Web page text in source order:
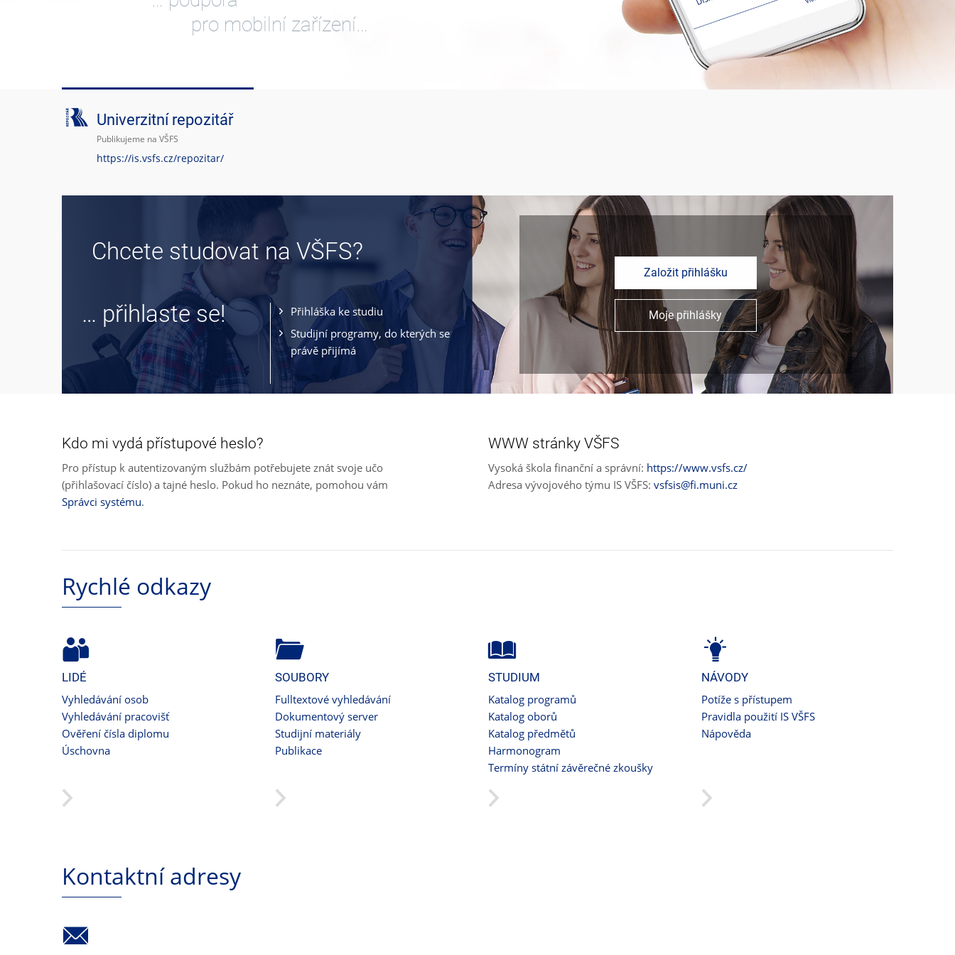
pro mobilní zařízení…
Univerzitní repozitář
Publikujeme na VŠFS
https://is.vsfs.cz/repozitar/
Chcete studovat na VŠFS?
… přihlaste se!
Přihláška ke studiu
Studijní programy, do kterých se
právě přijímá
Založit přihlášku
Moje přihlášky
Kdo mi vydá přístupové heslo?
Pro přístup k autentizovaným službám potřebujete znát svoje učo
(přihlašovací číslo) a tajné heslo. Pokud ho neznáte, pomohou vám
Správci systému.
WWW stránky VŠFS
Vysoká škola finanční a správní: https://www.vsfs.cz/
Adresa vývojového týmu IS VŠFS: vsfsis@fi.muni.cz
Rychlé odkazy
LIDÉ
Vyhledávání osob
Vyhledávání pracovišť
Ověření čísla diplomu
Úschovna
SOUBORY
Fulltextové vyhledávání
Dokumentový server
Studijní materiály
Publikace
STUDIUM
Katalog programů
Katalog oborů
Katalog předmětů
Harmonogram
Termíny státní závěrečné zkoušky
NÁVODY
Potíže s přístupem
Pravidla použití IS VŠFS
Nápověda
Kontaktní adresy